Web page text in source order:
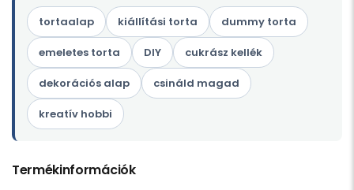
tortaalap kiállítási torta dummy torta
emeletes torta DIY cukrász kellék
dekorációs alap csináld magad
kreatív hobbi
Termékinformációk